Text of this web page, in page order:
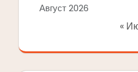
Август 2026
«